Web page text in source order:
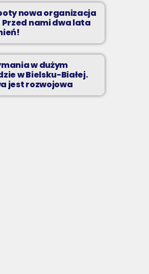
nowa organizacja
Przed nami dwa lata
w dużym
w Bielsku-Białej.
jest rozwojowa